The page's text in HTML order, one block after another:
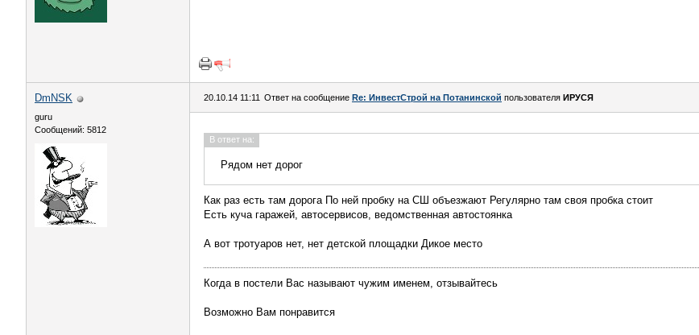
DmNSK
guru
Сообщений: 5812
20.10.14 11:11 Ответ на сообщение Re: ИнвестСтрой на Потанинской пользователя ИРУСЯ
В ответ на:
Рядом нет дорог
Как раз есть там дорога По ней пробку на СШ объезжают Регулярно там своя пробка стоит
Есть куча гаражей, автосервисов, ведомственная автостоянка
А вот тротуаров нет, нет детской площадки Дикое место
Когда в постели Вас называют чужим именем, отзывайтесь
Возможно Вам понравится